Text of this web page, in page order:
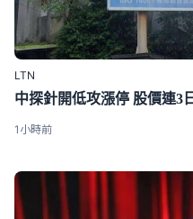
LTN
中探針開低攻漲停 股價連3
1小時前